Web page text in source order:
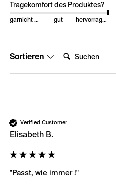
Tragekomfort des Produktes?
garnicht gut gut hervorragend
Sortieren
Verified Customer
Elisabeth B.
"Passt, wie immer !"